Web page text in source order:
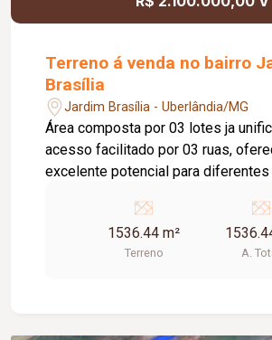
Terreno á venda no bairro
Brasília
Jardim Brasília - Uberlândia/MG
Área composta por 03 lotes ja
acesso facilitado por 03 ruas,
excelente potencial para
BRF e ao Ponto Mix, garantindo
fácil acesso. Proprietário estuda permuta,
proporcionando mais flexibilidade
1536.44 m²
Terreno A.